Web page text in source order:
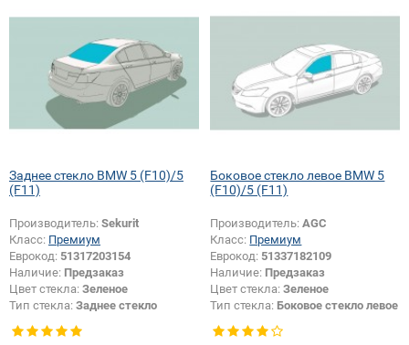
Заднее стекло BMW 5 (F10)/5
(F11)
Производитель: Sekurit
Класс: Премиум
Еврокод: 51317203154
Наличие: Предзаказ
Цвет стекла: Зеленое
Тип стекла: Заднее стекло
Боковое стекло левое BMW 5
(F10)/5 (F11)
Производитель:AGC
Класс: Премиум
Еврокод: 51337182109
Наличие: Предзаказ
Цвет стекла:Зеленое
Тип стекла: Боковое стекло левое